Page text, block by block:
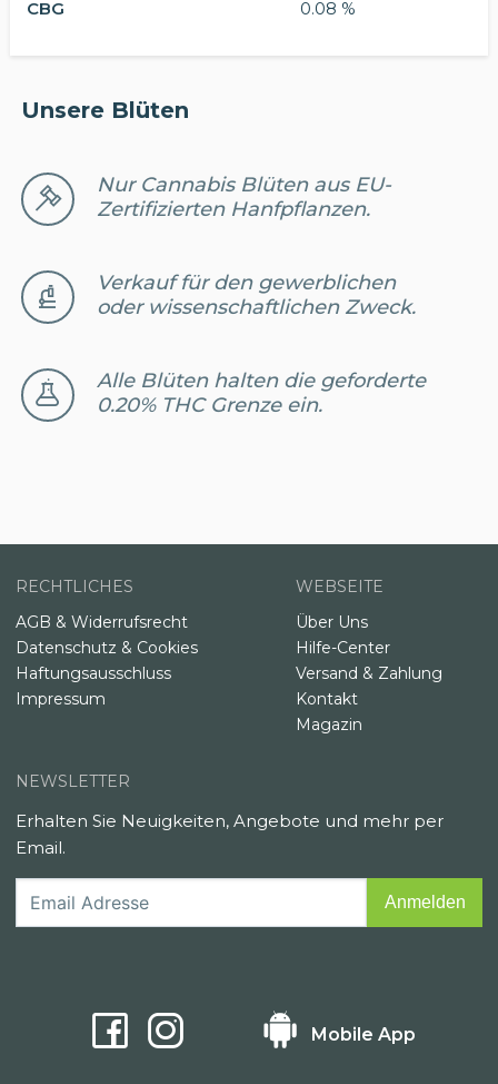
CBG 0.08 %
Unsere Blüten
Nur Cannabis Blüten aus EU-
Zertifizierten Hanfpflanzen.
Verkauf für den gewerblichen
oder wissenschaftlichen Zweck.
Alle Blüten halten die geforderte
0.20% THC Grenze ein.
RECHTLICHES
AGB & Widerrufsrecht
Datenschutz & Cookies
Haftungsausschluss
Impressum
WEBSEITE
Über Uns
Hilfe-Center
Versand & Zahlung
Kontakt
Magazin
NEWSLETTER
Erhalten Sie Neuigkeiten, Angebote und mehr per
Email.
Mobile App